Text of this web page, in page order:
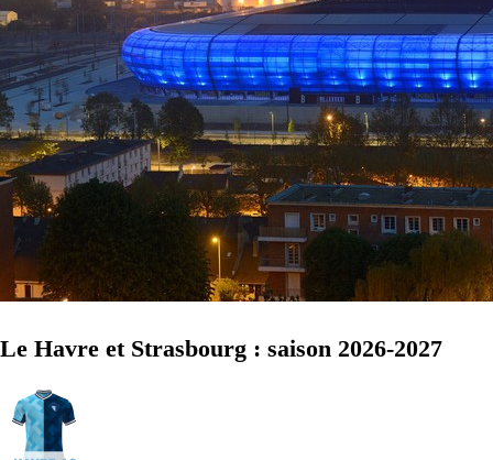
Le Havre et Strasbourg : saison 2026-2027